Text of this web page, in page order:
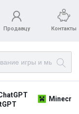
Продавцу Контакты